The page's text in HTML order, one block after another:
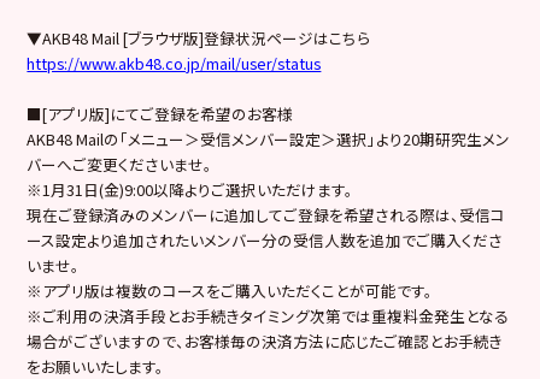
▼AKB48 Mail [ブラウザ版]登録状況ページはこちら
https://www.akb48.co.jp/mail/user/status
■[アプリ版]にてご登録を希望のお客様
AKB48 Mailの「メニュー＞受信メンバー設定＞選択」より20期研究生メン
バーへご変更くださいませ。
※1月31日(金)9:00以降よりご選択いただけます。
現在ご登録済みのメンバーに追加してご登録を希望される際は、受信コ
ース設定より追加されたいメンバー分の受信人数を追加でご購入くださ
いませ。
※アプリ版は複数のコースをご購入いただくことが可能です。
※ご利用の決済手段とお手続きタイミング次第では重複料金発生となる
場合がございますので、お客様毎の決済方法に応じたご確認とお手続き
をお願いいたします。